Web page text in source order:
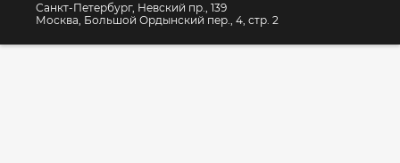
Санкт-Петербург, Невский пр., 139
Москва, Большой Ордынский пер., 4, стр. 2